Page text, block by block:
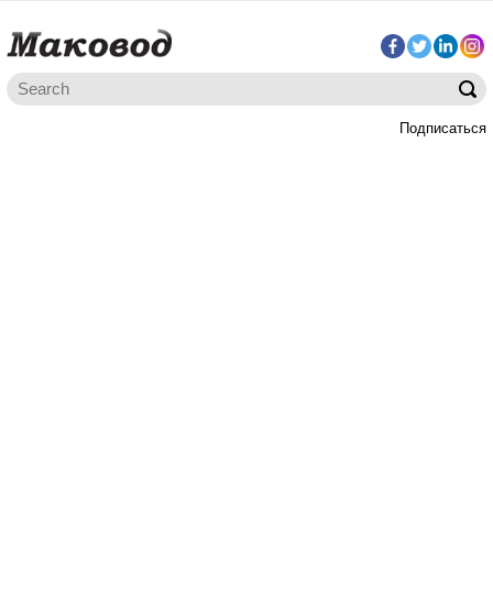
Подписаться